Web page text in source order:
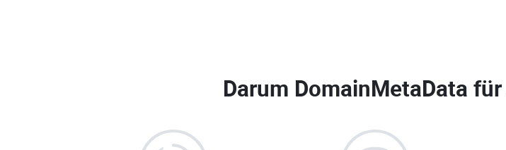
Darum DomainMetaData für